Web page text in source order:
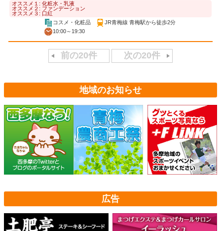
オススメ１: 化粧水・乳液
オススメ２: ファンデーション
オススメ３: 口紅
コスメ・化粧品
JR青梅線 青梅駅から徒歩2分
10:00～19:30
前の20件 次の20件
地域のお知らせ
広告